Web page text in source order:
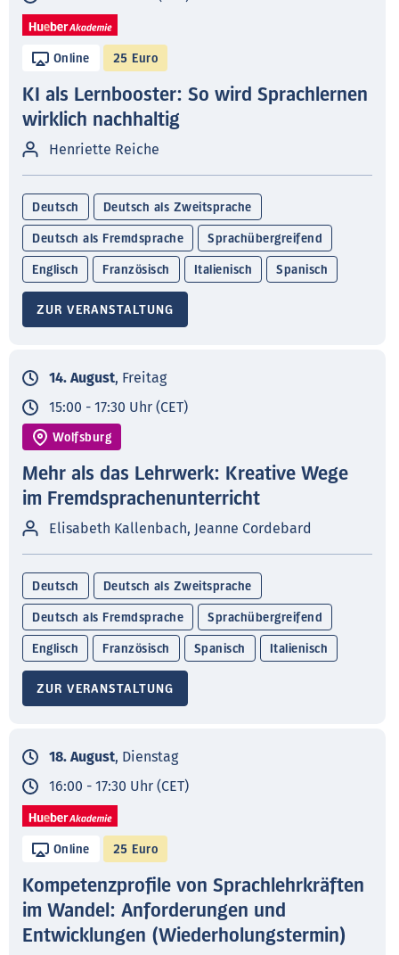
Online 25 Euro
KI als Lernbooster: So wird Sprachlernen
wirklich nachhaltig
Henriette Reiche
Deutsch Deutsch als Zweitsprache
Deutsch als Fremdsprache Sprachübergreifend
Englisch Französisch Italienisch Spanisch
ZUR VERANSTALTUNG
14. August, Freitag
15:00 - 17:30 Uhr (CET)
Wolfsburg
Mehr als das Lehrwerk: Kreative Wege
im Fremdsprachenunterricht
Elisabeth Kallenbach, Jeanne Cordebard
Deutsch Deutsch als Zweitsprache
Deutsch als Fremdsprache Sprachübergreifend
Englisch Französisch Spanisch Italienisch
ZUR VERANSTALTUNG
18. August, Dienstag
16:00 - 17:30 Uhr (CET)
Online 25 Euro
Kompetenzprofile von Sprachlehrkräften
im Wandel: Anforderungen und
Entwicklungen (Wiederholungstermin)